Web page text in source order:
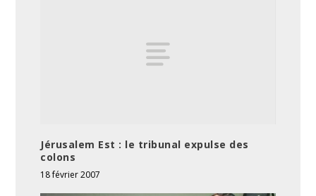
Jérusalem Est : le tribunal expulse des
colons
18 février 2007